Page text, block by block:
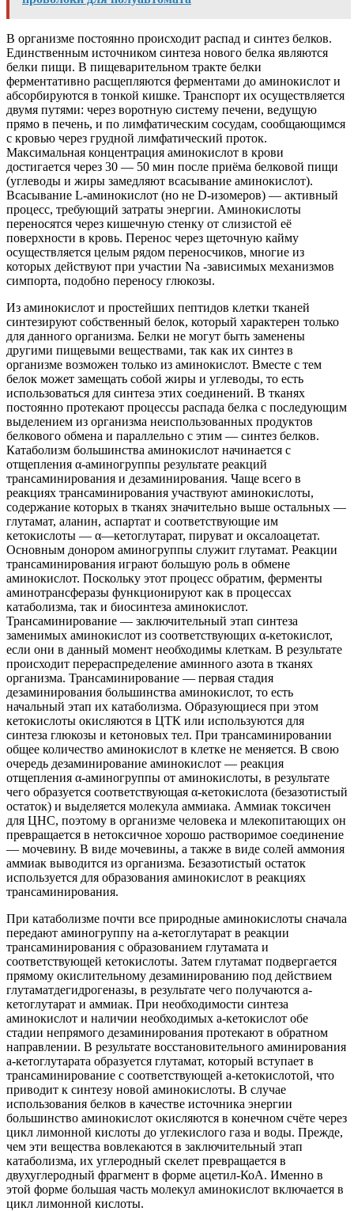
В организме постоянно происходит распад и синтез белков.
Единственным источником синтеза нового белка являются
белки пищи. В пищеварительном тракте белки
ферментативно расщепляются ферментами до аминокислот и
абсорбируются в тонкой кишке. Транспорт их осуществляется
двумя путями: через воротную систему печени, ведущую
прямо в печень, и по лимфатическим сосудам, сообщающимся
с кровью через грудной лимфатический проток.
Максимальная концентрация аминокислот в крови
достигается через 30 — 50 мин после приёма белковой пищи
(углеводы и жиры замедляют всасывание аминокислот).
Всасывание L-аминокислот (но не D-изомеров) — активный
процесс, требующий затраты энергии. Аминокислоты
переносятся через кишечную стенку от слизистой её
поверхности в кровь. Перенос через щеточную кайму
осуществляется целым рядом переносчиков, многие из
которых действуют при участии Na -зависимых механизмов
симпорта, подобно переносу глюкозы.
Из аминокислот и простейших пептидов клетки тканей
синтезируют собственный белок, который характерен только
для данного организма. Белки не могут быть заменены
другими пищевыми веществами, так как их синтез в
организме возможен только из аминокислот. Вместе с тем
белок может замещать собой жиры и углеводы, то есть
использоваться для синтеза этих соединений. В тканях
постоянно протекают процессы распада белка с последующим
выделением из организма неиспользованных продуктов
белкового обмена и параллельно с этим — синтез белков.
Катаболизм большинства аминокислот начинается с
отщепления α-аминогруппы результате реакций
трансаминирования и дезаминирования. Чаще всего в
реакциях трансаминирования участвуют аминокислоты,
содержание которых в тканях значительно выше остальных —
глутамат, аланин, аспартат и соответствующие им
кетокислоты — α—кетоглутарат, пируват и оксалоацетат.
Основным донором аминогруппы служит глутамат. Реакции
трансаминирования играют большую роль в обмене
аминокислот. Поскольку этот процесс обратим, ферменты
аминотрансферазы функционируют как в процессах
катаболизма, так и биосинтеза аминокислот.
Трансаминирование — заключительный этап синтеза
заменимых аминокислот из соответствующих α-кетокислот,
если они в данный момент необходимы клеткам. В результате
происходит перераспределение аминного азота в тканях
организма. Трансаминирование — первая стадия
дезаминирования большинства аминокислот, то есть
начальный этап их катаболизма. Образующиеся при этом
кетокислоты окисляются в ЦТК или используются для
синтеза глюкозы и кетоновых тел. При трансаминировании
общее количество аминокислот в клетке не меняется. В свою
очередь дезаминирование аминокислот — реакция
отщепления α-аминогруппы от аминокислоты, в результате
чего образуется соответствующая α-кетокислота (безазотистый
остаток) и выделяется молекула аммиака. Аммиак токсичен
для ЦНС, поэтому в организме человека и млекопитающих он
превращается в нетоксичное хорошо растворимое соединение
— мочевину. В виде мочевины, а также в виде солей аммония
аммиак выводится из организма. Безазотистый остаток
используется для образования аминокислот в реакциях
трансаминирования.
При катаболизме почти все природные аминокислоты сначала
передают аминогруппу на а-кетоглутарат в реакции
трансаминирования с образованием глутамата и
соответствующей кетокислоты. Затем глутамат подвергается
прямому окислительному дезаминированию под действием
глутаматдегидрогеназы, в результате чего получаются а-
кетоглутарат и аммиак. При необходимости синтеза
аминокислот и наличии необходимых а-кетокислот обе
стадии непрямого дезаминирования протекают в обратном
направлении. В результате восстановительного аминирования
а-кетоглутарата образуется глутамат, который вступает в
трансаминирование с соответствующей а-кетокислотой, что
приводит к синтезу новой аминокислоты. В случае
использования белков в качестве источника энергии
большинство аминокислот окисляются в конечном счёте через
цикл лимонной кислоты до углекислого газа и воды. Прежде,
чем эти вещества вовлекаются в заключительный этап
катаболизма, их углеродный скелет превращается в
двухуглеродный фрагмент в форме ацетил-КоА. Именно в
этой форме большая часть молекул аминокислот включается в
цикл лимонной кислоты.